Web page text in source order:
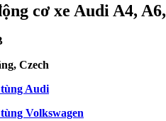
cơ xe Audi A4,
Czech
Audi
Volkswagen